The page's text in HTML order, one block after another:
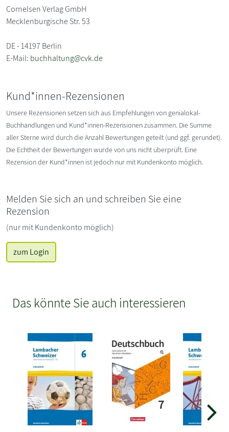
Cornelsen Verlag GmbH
Mecklenburgische Str. 53
DE - 14197 Berlin
E-Mail: buchhaltung@cvk.de
Kund*innen-Rezensionen
Unsere Rezensionen setzen sich aus Empfehlungen von genialokal-
Buchhandlungen und Kund*innen-Rezensionen zusammen. Die Summe
aller Sterne wird durch die Anzahl Bewertungen geteilt (und ggf. gerundet).
Die Echtheit der Bewertungen wurde von uns nicht überprüft. Eine
Rezension der Kund*innen ist jedoch nur mit Kundenkonto möglich.
Melden Sie sich an und schreiben Sie eine
Rezension
(nur mit Kundenkonto möglich)
zum Login
Das könnte Sie auch interessieren